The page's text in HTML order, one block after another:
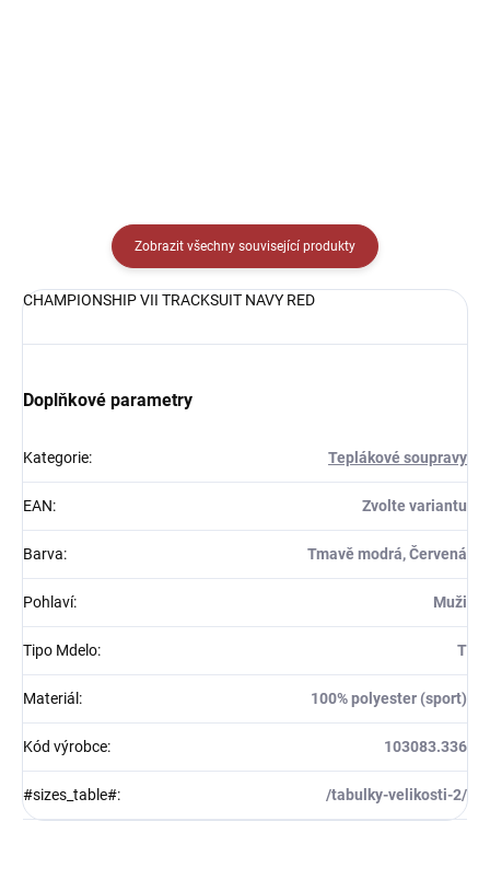
Zobrazit všechny související produkty
CHAMPIONSHIP VII TRACKSUIT NAVY RED
Doplňkové parametry
Kategorie: Teplákové soupravy
EAN: Zvolte variantu
Barva: Tmavě modrá, Červená
Pohlaví: Muži
Tipo Mdelo: T
Materiál : 100% polyester (sport)
Kód výrobce: 103083.336
#sizes_table#: /tabulky-velikosti-2/